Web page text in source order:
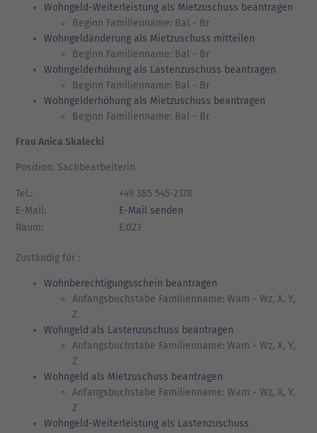
Wohngeld-Weiterleistung als Mietzuschuss beantragen
Beginn Familienname: Bal - Br
Wohngeldänderung als Mietzuschuss mitteilen
Beginn Familienname: Bal - Br
Wohngelderhöhung als Lastenzuschuss beantragen
Beginn Familienname: Bal - Br
Wohngelderhöhung als Mietzuschuss beantragen
Beginn Familienname: Bal - Br
Frau Anica Skalecki
Position: Sachbearbeiterin
Tel.:
+49 385 545-2178
E-Mail:
E-Mail senden
Raum:
E.023
Zuständig für :
Wohnberechtigungsschein beantragen
Anfangsbuchstabe Familienname: Wam - Wz, X, Y,
Z
Wohngeld als Lastenzuschuss beantragen
Anfangsbuchstabe Familienname: Wam - Wz, X, Y,
Z
Wohngeld als Mietzuschuss beantragen
Anfangsbuchstabe Familienname: Wam - Wz, X, Y,
Z
Wohngeld-Weiterleistung als Lastenzuschuss